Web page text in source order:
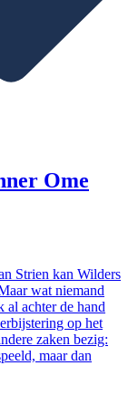
Ome
Strien kan Wilders
wat niemand
al achter de hand
op het
zaken bezig:
maar dan